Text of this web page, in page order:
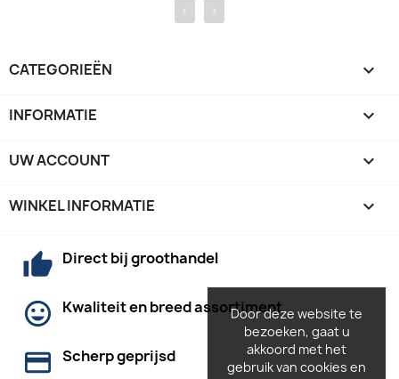
‹ ›
CATEGORIEËN 
INFORMATIE 
UW ACCOUNT 
WINKEL INFORMATIE keyboard_arrow_down
Door deze website te
bezoeken, gaat u
akkoord met het
gebruik van cookies en
Direct bij groothandel
Kwaliteit en breed assortiment
Scherp geprijsd